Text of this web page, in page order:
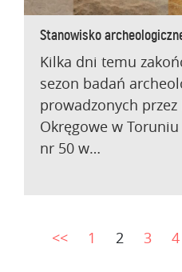
Stanowisko
Kilka dni temu
sezon badań
prowadzonych przez
Okręgowe w
nr 50 w…
<< 1 2 3 4